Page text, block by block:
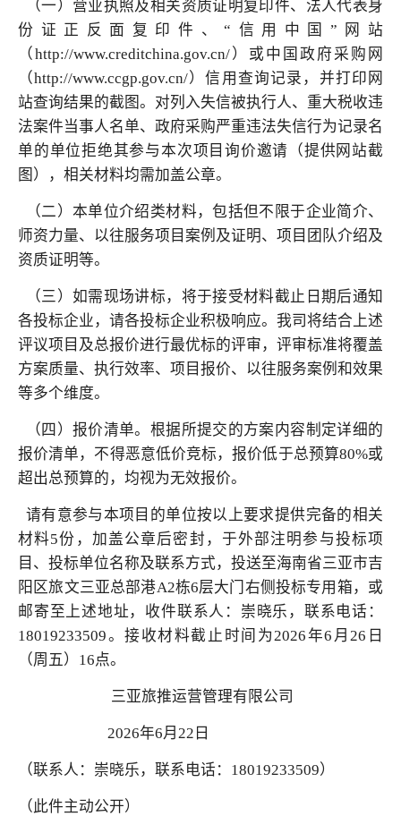
（一）营业执照及相关资质证明复印件、法人代表身
份证正反面复印件、“信用中国”网站
（http://www.creditchina.gov.cn/）或中国政府采购网
（http://www.ccgp.gov.cn/）信用查询记录，并打印网
站查询结果的截图。对列入失信被执行人、重大税收违
法案件当事人名单、政府采购严重违法失信行为记录名
单的单位拒绝其参与本次项目询价邀请（提供网站截
图），相关材料均需加盖公章。
（二）本单位介绍类材料，包括但不限于企业简介、
师资力量、以往服务项目案例及证明、项目团队介绍及
资质证明等。
（三）如需现场讲标，将于接受材料截止日期后通知
各投标企业，请各投标企业积极响应。我司将结合上述
评议项目及总报价进行最优标的评审，评审标准将覆盖
方案质量、执行效率、项目报价、以往服务案例和效果
等多个维度。
（四）报价清单。根据所提交的方案内容制定详细的
报价清单，不得恶意低价竞标，报价低于总预算80%或
超出总预算的，均视为无效报价。
请有意参与本项目的单位按以上要求提供完备的相关
材料5份，加盖公章后密封，于外部注明参与投标项
目、投标单位名称及联系方式，投送至海南省三亚市吉
阳区旅文三亚总部港A2栋6层大门右侧投标专用箱，或
邮寄至上述地址，收件联系人：崇晓乐，联系电话：
18019233509。接收材料截止时间为2026年6月26日
（周五）16点。
三亚旅推运营管理有限公司
2026年6月22日
（联系人：崇晓乐，联系电话：18019233509）
（此件主动公开）